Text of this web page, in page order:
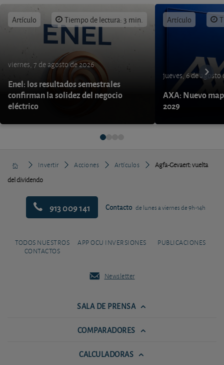
Artículo Tiempo de lectura: 3 min.
viernes, 7 de agosto de 2026
Enel: los resultados semestrales
confirman la solidez del negocio
eléctrico
Artículo
jueves, 6 de agosto
AXA: Nuevo
2029
Invertir Acciones Artículos
Agfa-Gevaert: vuelta
del dividendo
913 009 141 Contacto de lunes a viernes de 9h-14h
TODOS NUESTROS
CONTACTOS
APP OCU INVERSIONES PUBLICACIONES
Newsletter
SALA DE PRENSA
COMPARADORES
CALCULADORAS